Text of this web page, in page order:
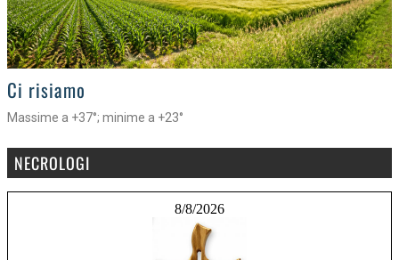
>
Ci risiamo
Massime a +37°; minime a +23°
NECROLOGI
8/8/2026